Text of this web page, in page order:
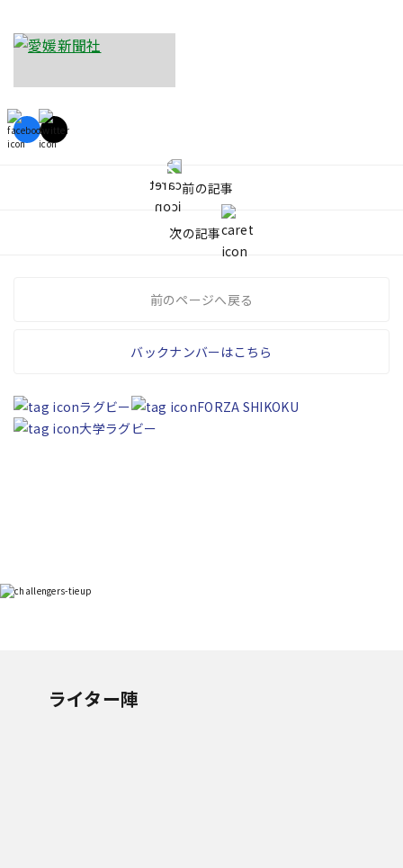
前の記事
次の記事
前のページへ戻る
バックナンバーはこちら
ラグビー
FORZA SHIKOKU
大学ラグビー
ライター陣